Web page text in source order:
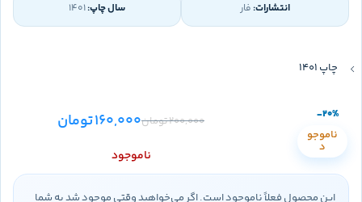
انتشارات: فار سال چاپ:
چاپ 1401
-20%
ناموجو
د
200,000تومان160,000تومان
ناموجود
این محصول فعلاً ناموجود است. اگر می‌خواهید وقتی موجود شد به شما